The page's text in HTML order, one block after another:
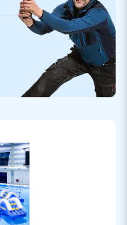
Service und die
" creators of